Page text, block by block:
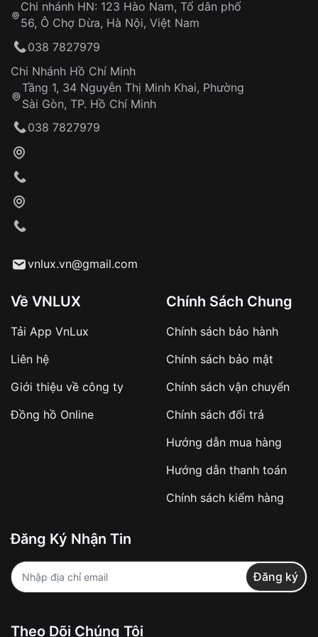
Từ khóa SEO:
Khách hàng kiểm tra và thanh toán trực tiếp
Từ khóa SEO:
sản phẩm đặc biệt
hàng
Số tiền còn lại thanh toán khi nhận hàng hoặc
✔️ Đảm bảo xử lý đơn hàng nhanh chóng
✔️ Hạn chế tình trạng hủy đơn không mong
Từ khóa SEO:
Khách hàng được
Đảm bảo quyền lợi khách hàng
Đồng hành cùng khách hàng trong suốt quá
trình sử dụng
Chi nhánh HN: 123 Hào Nam, Tổ dân phố
56, Ô Chợ Dừa, Hà Nội, Việt Nam
038 7827979
Chi Nhánh Hồ Chí Minh
Tầng 1, 34 Nguyễn Thị Minh Khai, Phường
Sài Gòn, TP. Hồ Chí Minh
038 7827979
vnlux.vn@gmail.com
Về VNLUX
Tải App VnLux
Liên hệ
Giới thiệu về công ty
Đồng hồ Online
Chính Sách Chung
Chính sách bảo hành
Chính sách bảo mật
Chính sách vận chuyển
Chính sách đổi trả
Hướng dẫn mua hàng
Hướng dẫn thanh toán
Chính sách kiểm hàng
Đăng Ký Nhận Tin
Đăng ký
Theo Dõi Chúng Tôi